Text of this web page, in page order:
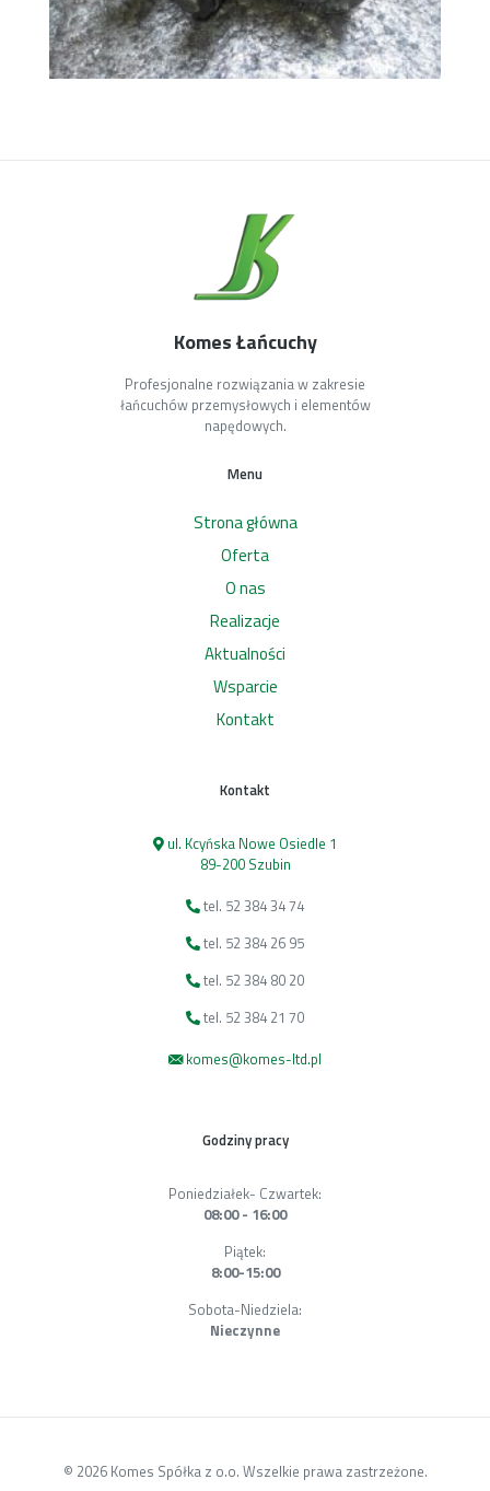
Komes Łańcuchy
Profesjonalne rozwiązania w zakresie
łańcuchów przemysłowych i elementów
napędowych.
Menu
Strona główna
Oferta
O nas
Realizacje
Aktualności
Wsparcie
Kontakt
Kontakt
ul. Kcyńska Nowe Osiedle 1
89-200 Szubin
tel. 52 384 34 74
tel. 52 384 26 95
tel. 52 384 80 20
tel. 52 384 21 70
komes@komes-ltd.pl
Godziny pracy
Poniedziałek- Czwartek:
08:00 - 16:00
Piątek:
8:00-15:00
Sobota-Niedziela:
Nieczynne
© 2026 Komes Spółka z o.o. Wszelkie prawa zastrzeżone.